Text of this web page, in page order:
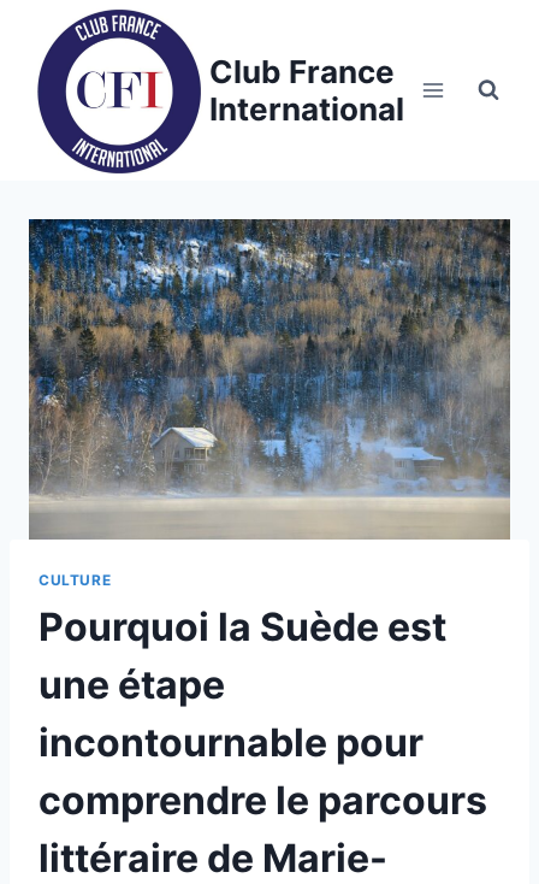
content
Club France
International
CULTURE
Pourquoi la Suède est
une étape
incontournable pour
comprendre le parcours
littéraire de Marie-